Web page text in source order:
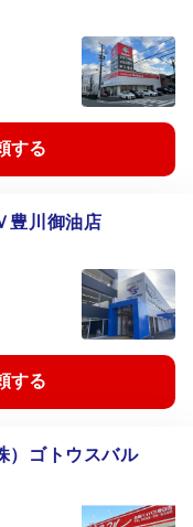
する
川御油店
する
）ゴトウスバル